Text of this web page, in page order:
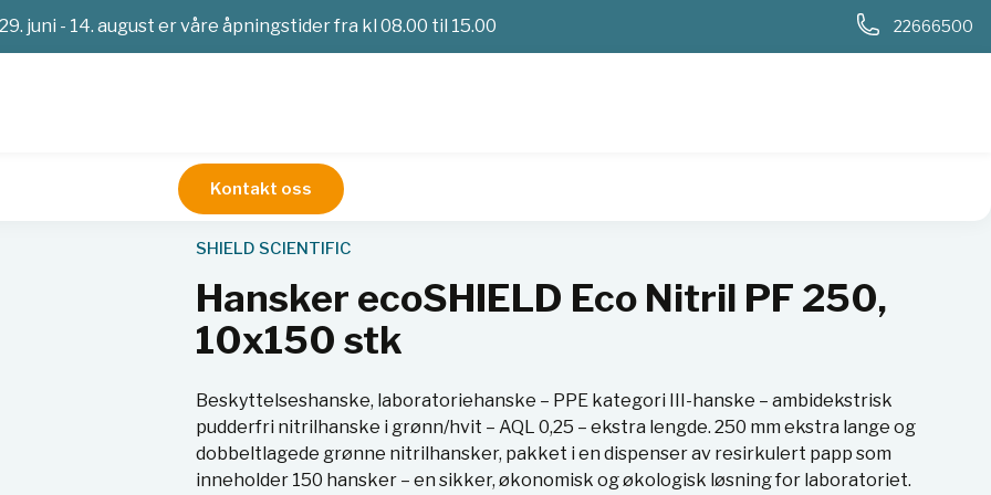
29. juni - 14. august er våre åpningstider fra kl 08.00 til 15.00 22666500
Kontakt oss
Hansker ecoSHIELD Eco Nitril PF 250, 10x150 stk
SHIELD SCIENTIFIC
Hansker ecoSHIELD Eco Nitril PF 250,
10x150 stk
Beskyttelseshanske, laboratoriehanske – PPE kategori III-hanske – ambidekstrisk
pudderfri nitrilhanske i grønn/hvit – AQL 0,25 – ekstra lengde. 250 mm ekstra lange og
dobbeltlagede grønne nitrilhansker, pakket i en dispenser av resirkulert papp som
inneholder 150 hansker – en sikker, økonomisk og økologisk løsning for laboratoriet.